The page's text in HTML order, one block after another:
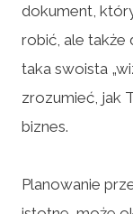
dokument,
robić, ale także
taka swoista
zrozumieć, jak
biznes.
Planowanie